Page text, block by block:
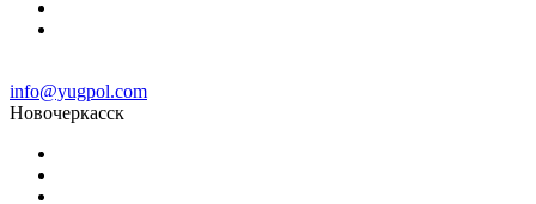
info@yugpol.com
Новочеркаcск